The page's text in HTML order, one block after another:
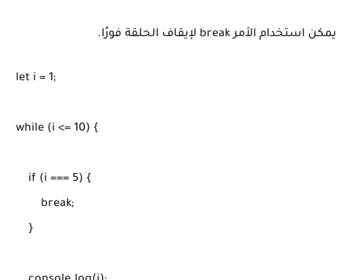
يمكن استخدام الأمر break لإيقاف الحلقة فورًا.
let i = 1;
while (i <= 10) {
    if (i === 5) {
        break;
    }